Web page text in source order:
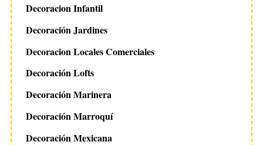
Decoracion Infantil
Decoración Jardines
Decoracion Locales Comerciales
Decoración Lofts
Decoración Marinera
Decoración Marroquí
Decoración Mexicana